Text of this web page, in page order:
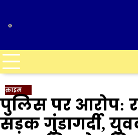
content
क्राइम
पुलिस पर आरोप:
सड़क गुंडागर्दी,